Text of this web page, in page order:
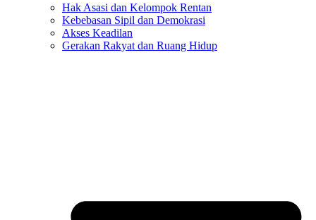
Hak Asasi dan Kelompok Rentan
Kebebasan Sipil dan Demokrasi
Akses Keadilan
Gerakan Rakyat dan Ruang Hidup